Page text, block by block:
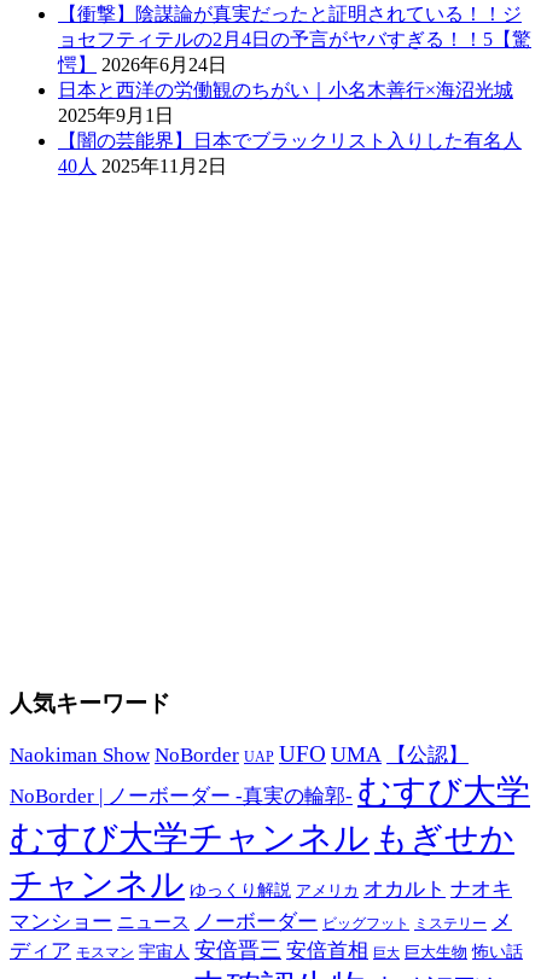
【衝撃】陰謀論が真実だったと証明されている！！ジ
ョセフティテルの2月4日の予言がヤバすぎる！！5【驚
愕】
2026年6月24日
日本と西洋の労働観のちがい｜小名木善行×海沼光城
2025年9月1日
【闇の芸能界】日本でブラックリスト入りした有名人
40人 2025年11月2日
人気キーワード
Naokiman Show NoBorder UAP UFO UMA
【公認】
NoBorder | ノーボーダー -真実の輪郭- むすび大学
むすび大学チャンネル もぎせか
チャンネル ゆっくり解説 アメリカ オカルト ナオキ
マンショー ニュース ノーボーダー ビッグフット ミステリー メ
ディア モスマン 宇宙人 安倍晋三 安倍首相 巨大 巨大生物 怖い話